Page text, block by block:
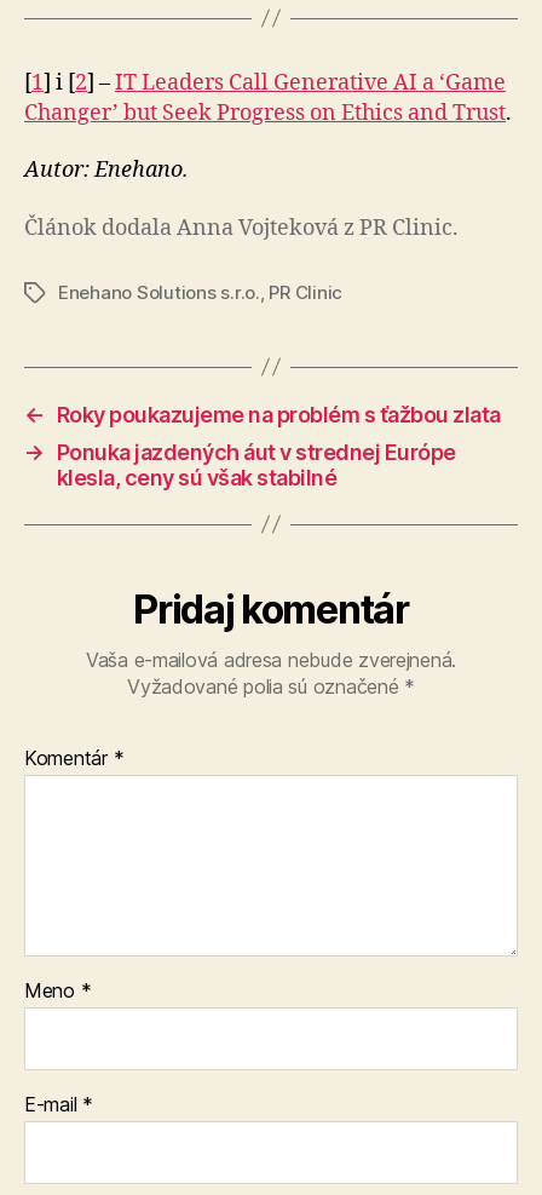
[1] i [2] –IT Leaders Call Generative AI a ‘Game
Changer’ but Seek Progress on Ethics and Trust.
Autor: Enehano.
Článok dodala Anna Vojteková z PR Clinic.
ZnačkyEnehano Solutions s.r.o. PR Clinic
←
Roky poukazujeme na problém s ťažbou zlata
→
Ponuka jazdených áut v strednej Európe
klesla, ceny sú však stabilné
Pridaj komentár
Vaša e-mailová adresa nebude zverejnená.
Vyžadované polia sú označené *
Komentár *
Meno *
E-mail *